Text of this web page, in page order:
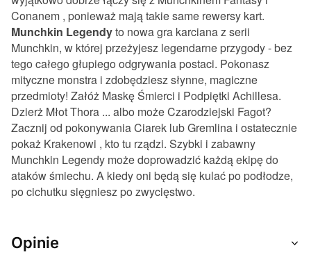
Conanem , ponieważ mają takie same rewersy kart.
Munchkin Legendyto nowa gra karciana z serii
Munchkin, w której przeżyjesz legendarne przygody - bez
tego całego głupiego odgrywania postaci. Pokonasz
mityczne monstra i zdobędziesz słynne, magiczne
przedmioty! Załóż Maskę Śmierci i Podpiętki Achillesa.
Dzierż Młot Thora ... albo może Czarodziejski Fagot?
Zacznij od pokonywania Ciarek lub Gremlina i ostatecznie
pokaż Krakenowi , kto tu rządzi. Szybki i zabawny
Munchkin Legendy może doprowadzić każdą ekipę do
ataków śmiechu. A kiedy oni będą się kulać po podłodze,
po cichutku sięgniesz po zwycięstwo.
Opinie